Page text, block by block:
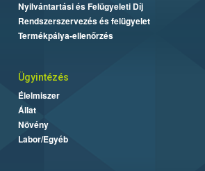
Nyilvántartási és Felügyeleti Díj
Rendszerszervezés és felügyelet
Termékpálya-ellenőrzés
Ügyintézés
Élelmiszer
Állat
Növény
Labor/Egyéb